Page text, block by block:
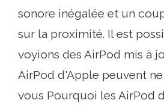
sonore inégalée et un
sur la proximité. Il est
voyions des AirPod mis à
AirPod d'Apple peuvent
vous Pourquoi les AirPod